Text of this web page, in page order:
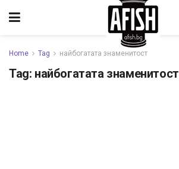
Home Tag найбогатата знаменитост
Tag: найбогатата знаменитост